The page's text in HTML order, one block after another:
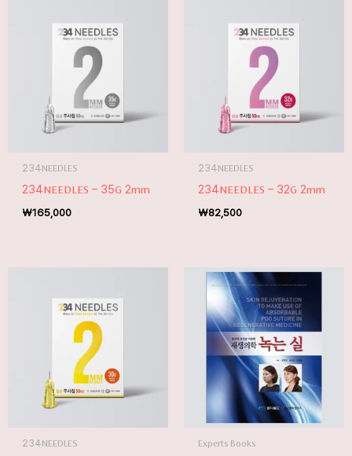
234NEEDLES
234NEEDLES – 35G 2mm
₩165,000
234NEEDLES
234NEEDLES – 32G 2mm
₩82,500
234NEEDLES Experts Books